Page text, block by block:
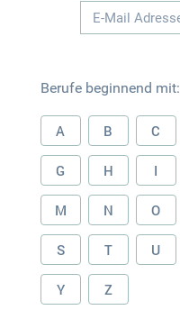
Berufe beginnend mit:
A B C
G H I
M N O
S T U
Y Z